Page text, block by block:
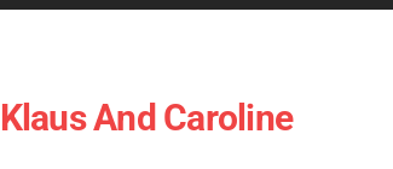
And Caroline